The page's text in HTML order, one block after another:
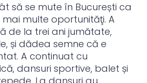
să se mute în București ca
multe oportunităţi. A
de la trei ani jumătate,
și dădea semne că e
A continuat cu
dansuri sportive, balet și